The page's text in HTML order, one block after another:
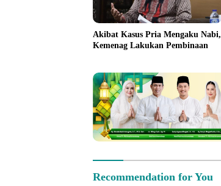
Akibat Kasus Pria Mengaku Nabi,
Kemenag Lakukan Pembinaan
Recommendation for You